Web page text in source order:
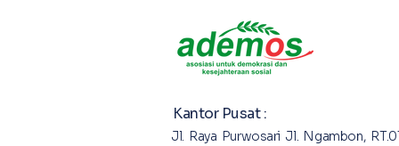
Kantor Pusat :
Jl. Raya Purwosari Jl. Ngambon,